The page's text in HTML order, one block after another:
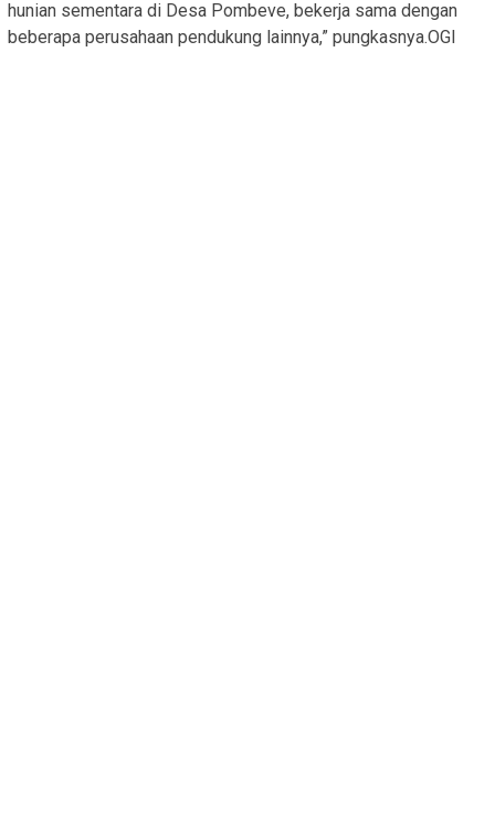
hunian sementara di Desa Pombeve, bekerja sama dengan
beberapa perusahaan pendukung lainnya,” pungkasnya.OGI